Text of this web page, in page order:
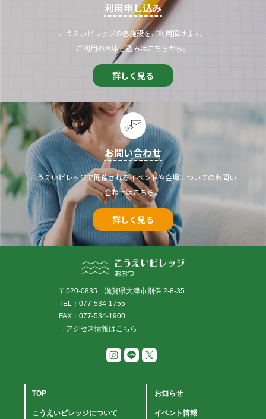
利用申し込み
こうえいビレッジの各施設をご利用頂けます。
ご利用のお申し込みはこちらから。
詳しく見る
お問い合わせ
こうえいビレッジで開催されるイベントや会場についてのお問い
合わせはこちら。
詳しく見る
〒520-0835 滋賀県大津市別保 2-8-35
TEL：077-534-1755
FAX：077-534-1900
→アクセス情報はこちら
TOP お知らせ
こうえいビレッジについて イベント情報